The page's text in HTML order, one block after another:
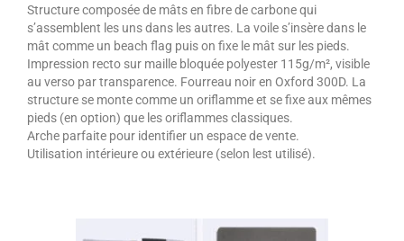
Structure composée de mâts en fibre de carbone qui
s’assemblent les uns dans les autres. La voile s’insère dans le
mât comme un beach flag puis on fixe le mât sur les pieds.
Impression recto sur maille bloquée polyester 115g/m², visible
au verso par transparence. Fourreau noir en Oxford 300D. La
structure se monte comme un oriflamme et se fixe aux mêmes
pieds (en option) que les oriflammes classiques.
Arche parfaite pour identifier un espace de vente.
Utilisation intérieure ou extérieure (selon lest utilisé).